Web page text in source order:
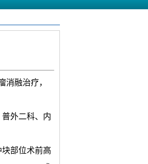
消融治疗，
外二科、内
部位术前高